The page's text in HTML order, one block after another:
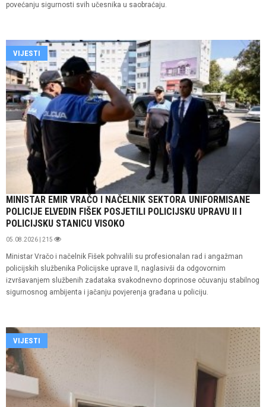
povećanju sigurnosti svih učesnika u saobraćaju.
VIJESTI
MINISTAR EMIR VRAČO I NAČELNIK SEKTORA UNIFORMISANE
POLICIJE ELVEDIN FIŠEK POSJETILI POLICIJSKU UPRAVU II I
POLICIJSKU STANICU VISOKO
05.08.2026 | 215
Ministar Vračo i načelnik Fišek pohvalili su profesionalan rad i angažman
policijskih službenika Policijske uprave II, naglasivši da odgovornim
izvršavanjem službenih zadataka svakodnevno doprinose očuvanju stabilnog
sigurnosnog ambijenta i jačanju povjerenja građana u policiju.
VIJESTI